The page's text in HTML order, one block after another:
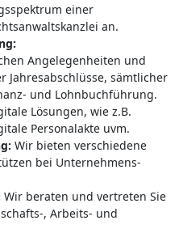
einer
an.
Angelegen­heiten und
sämtlicher
und Lohn­buch­führung.
Lösungen, wie z.B.
Personalakte uvm.
Wir bieten verschiedene
bei Unternehmens­­
Wir beraten und vertreten Sie
, Arbeits- und